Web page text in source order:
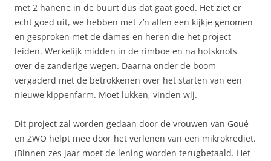
met 2 hanene in de buurt dus dat gaat goed. Het ziet er
echt goed uit, we hebben met z’n allen een kijkje genomen
en gesproken met de dames en heren die het project
leiden. Werkelijk midden in de rimboe en na hotsknots
over de zanderige wegen. Daarna onder de boom
vergaderd met de betrokkenen over het starten van een
nieuwe kippenfarm. Moet lukken, vinden wij.
Dit project zal worden gedaan door de vrouwen van Goué
en ZWO helpt mee door het verlenen van een mikrokrediet.
(Binnen zes jaar moet de lening worden terugbetaald. Het